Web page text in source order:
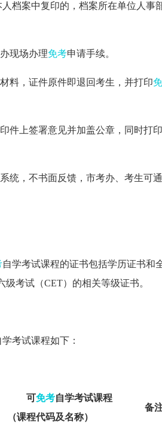
档案中复印的，档案所在单位人事
现场办理免考申请手续。
料，证件原件即退回考生，并打印
件上签署意见并加盖公章，同时打
统，不书面反馈，市考办、考生可
自学考试课程的证书包括学历证书和
考试（CET）的相关等级证书。
学考试课程如下：
可免考自学考试课程
（课程代码及名称）
备